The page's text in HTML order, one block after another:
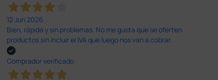
12 Jun 2026
Bien, rápida y sin problemas. No me gusta que se oferten
productos sin incluir el IVA que luego nos van a cobrar.
Comprador verificado